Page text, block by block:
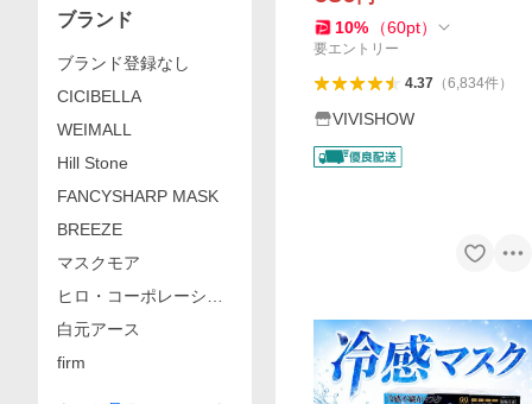
レー超PayPay祭
10% （60pt）
要エントリー
4.37（6,834件）
VIVISHOW
ブランド
ブランド登録なし
CICIBELLA
WEIMALL
Hill Stone
FANCYSHARP MASK
BREEZE
マスクモア
ヒロ・コーポレーショ
ン
白元アース
firm